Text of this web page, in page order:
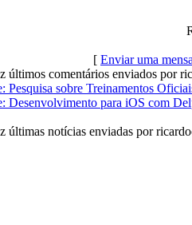
[ Enviar uma
últimos comentários enviados por
Pesquisa sobre Treinamentos
Desenvolvimento para iOS com
últimas notícias enviadas por